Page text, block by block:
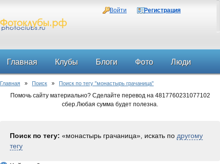
Войти Регистрация
Главная Клубы Блоги Фото Люди
Форум
Главная » Поиск » Поиск по тегу "монастырь грачаница"
Помочь сайту материально? Сделайте перевод на 4817760231077102
сбер.Любая сумма будет полезна.
Поиск по тегу: «монастырь грачаница», искать по другому
тегу